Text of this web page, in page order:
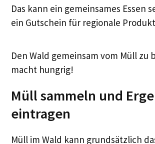
Das kann ein gemeinsames Essen
ein Gutschein für regionale
Den Wald gemeinsam vom Müll zu
macht hungrig!
Müll sammeln und
eintragen
Müll im Wald kann grundsätzlich